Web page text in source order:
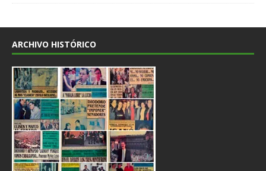
ARCHIVO HISTÓRICO